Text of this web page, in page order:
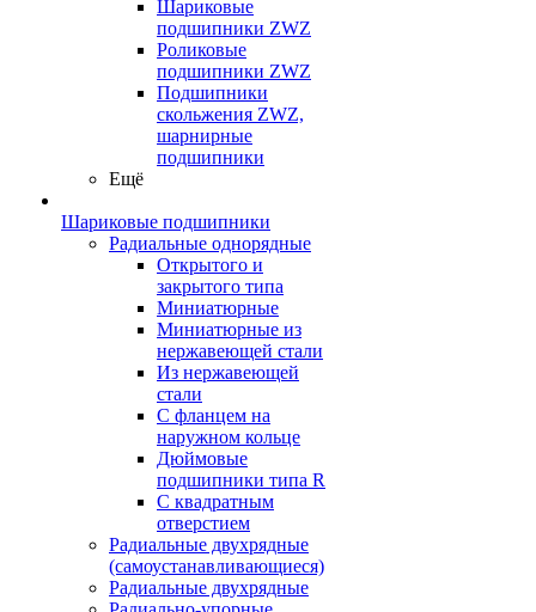
Шариковые
подшипники ZWZ
Роликовые
подшипники ZWZ
Подшипники
скольжения ZWZ,
шарнирные
подшипники
Ещё
Шариковые подшипники
Радиальные однорядные
Открытого и
закрытого типа
Миниатюрные
Миниатюрные из
нержавеющей стали
Из нержавеющей
стали
С фланцем на
наружном кольце
Дюймовые
подшипники типа R
С квадратным
отверстием
Радиальные двухрядные
(самоустанавливающиеся)
Радиальные двухрядные